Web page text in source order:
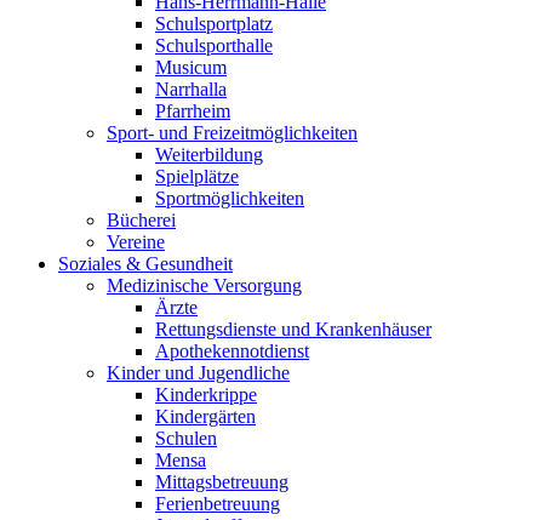
Schulsportplatz
Schulsporthalle
Musicum
Narrhalla
Pfarrheim
Sport- und Freizeitmöglichkeiten
Weiterbildung
Spielplätze
Sportmöglichkeiten
Bücherei
Vereine
Soziales & Gesundheit
Medizinische Versorgung
Ärzte
Rettungsdienste und Krankenhäuser
Apothekennotdienst
Kinder und Jugendliche
Kinderkrippe
Kindergärten
Schulen
Mensa
Mittagsbetreuung
Ferienbetreuung